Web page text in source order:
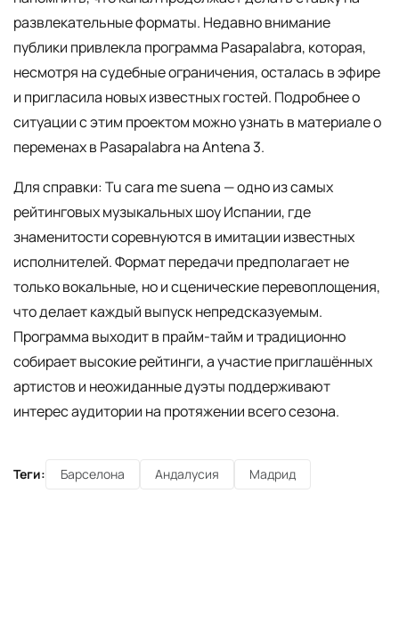
развлекательные форматы. Недавно внимание
публики привлекла программа Pasapalabra, которая,
несмотря на судебные ограничения, осталась в эфире
и пригласила новых известных гостей. Подробнее о
ситуации с этим проектом можно узнать в материале о
переменах в Pasapalabra на Antena 3.
Для справки: Tu cara me suena — одно из самых
рейтинговых музыкальных шоу Испании, где
знаменитости соревнуются в имитации известных
исполнителей. Формат передачи предполагает не
только вокальные, но и сценические перевоплощения,
что делает каждый выпуск непредсказуемым.
Программа выходит в прайм-тайм и традиционно
собирает высокие рейтинги, а участие приглашённых
артистов и неожиданные дуэты поддерживают
интерес аудитории на протяжении всего сезона.
Теги: Барселона Андалусия Мадрид